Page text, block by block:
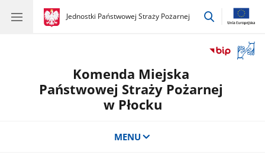
gov.pl
Jednostki Państwowej Straży Pożarnej
gov.pl
Jednostki
przejdź
okno
Komenda Miejska
Państwowej Straży Pożarnej
w Płocku
MENU